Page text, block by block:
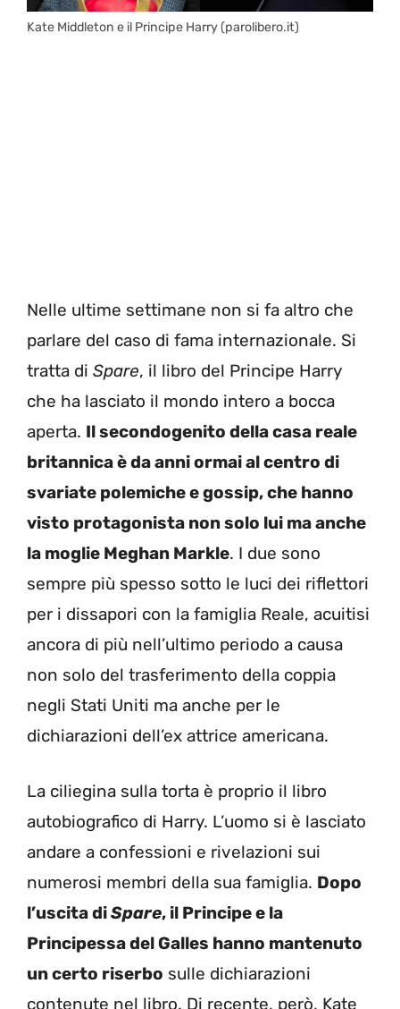
Kate Middleton e il Principe Harry (parolibero.it)
Nelle ultime settimane non si fa altro che
parlare del caso di fama internazionale. Si
tratta di Spare, il libro del Principe Harry
che ha lasciato il mondo intero a bocca
aperta. Il secondogenito della casa reale
britannica è da anni ormai al centro di
svariate polemiche e gossip, che hanno
visto protagonista non solo lui ma anche
la moglie Meghan Markle. I due sono
sempre più spesso sotto le luci dei riflettori
per i dissapori con la famiglia Reale, acuitisi
ancora di più nell’ultimo periodo a causa
non solo del trasferimento della coppia
negli Stati Uniti ma anche per le
dichiarazioni dell’ex attrice americana.
La ciliegina sulla torta è proprio il libro
autobiografico di Harry. L’uomo si è lasciato
andare a confessioni e rivelazioni sui
numerosi membri della sua famiglia. Dopo
l’uscita diSpare, il Principe e la
Principessa del Galles hanno mantenuto
un certo riserbo sulle dichiarazioni
contenute nel libro. Di recente, però, Kate